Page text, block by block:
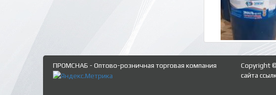
ПРОМСНАБ - Оптово-розничная торговая компания
Copyright
сайта